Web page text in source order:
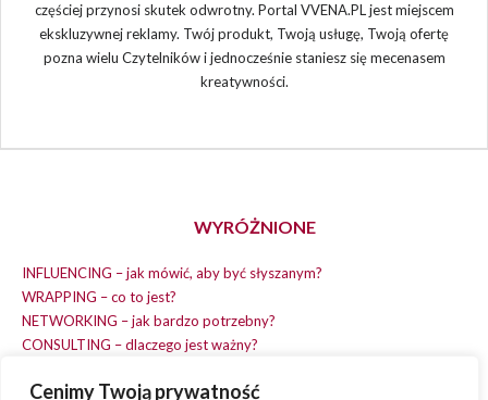
Cenimy Twoją prywatność
częściej przynosi skutek odwrotny. Portal VVENA.PL jest miejscem
ekskluzywnej reklamy. Twój produkt, Twoją usługę, Twoją ofertę
pozna wielu Czytelników i jednocześnie staniesz się mecenasem
kreatywności.
WYRÓŻNIONE
INFLUENCING – jak mówić, aby być słyszanym?
WRAPPING – co to jest?
NETWORKING – jak bardzo potrzebny?
CONSULTING – dlaczego jest ważny?
EARNING – jak zarobić na dobrym pomyśle?